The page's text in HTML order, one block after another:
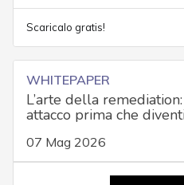
Scaricalo gratis!
WHITEPAPER
L’arte della
attacco prima che
07 Mag 2026